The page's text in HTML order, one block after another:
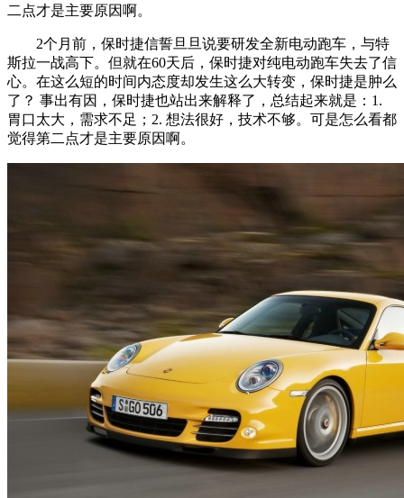
二点才是主要原因啊。
2个月前，保时捷信誓旦旦说要研发全新电动跑车，与特
斯拉一战高下。但就在60天后，保时捷对纯电动跑车失去了信
心。在这么短的时间内态度却发生这么大转变，保时捷是肿么
了？ 事出有因，保时捷也站出来解释了，总结起来就是：1.
胃口太大，需求不足；2. 想法很好，技术不够。可是怎么看都
觉得第二点才是主要原因啊。